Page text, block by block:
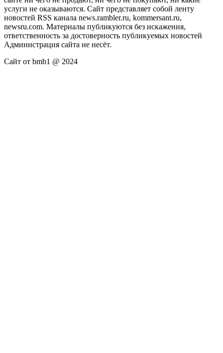
услуги не оказываются. Сайт представляет собой ленту
новостей RSS канала news.rambler.ru, kommersant.ru,
newsru.com. Материалы публикуются без искажения,
ответственность за достоверность публикуемых новостей
Администрация сайта не несёт.
Сайт от bmb1 @ 2024